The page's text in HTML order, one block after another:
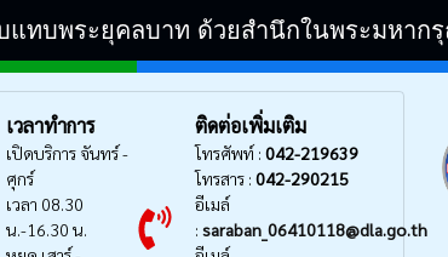
แทบพระยุคลบาท ด้วยสำนึกในพระมหา
เวลาทำการ
เปิดบริการ จันทร์ -
ศุกร์
เวลา 08.30
น.-16.30 น.
ติดต่อเพิ่มเติม
โทรศัพท์ : 042-219639
โทรสาร : 042-290215
อีเมล์
: saraban_06410118@dla.go.th